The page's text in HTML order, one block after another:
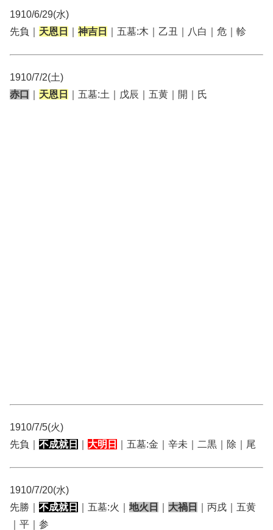
1910/6/29(水)
先負｜ 天恩日 神吉日 ｜五墓:木｜乙丑｜八白｜危｜軫
1910/7/2(土)
赤口
天恩日 ｜五墓:土｜戊辰｜五黄｜開｜氏
1910/7/5(火)
先負｜ 不成就日 大明日 ｜五墓:金｜辛未｜二黒｜除｜尾
1910/7/20(水)
先勝｜ 不成就日 ｜五墓:火｜ 地火日 大禍日
｜丙戌｜五黄
｜平｜参